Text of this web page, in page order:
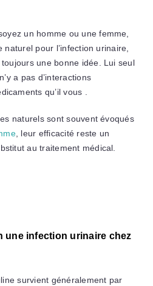
un homme ou une femme,
naturel pour l’infection urinaire,
une bonne idée. Lui seul
a pas d’interactions
qu’il vous .
naturels sont souvent évoqués
, leur efficacité reste un
au traitement médical.
une infection urinaire chez
survient généralement par